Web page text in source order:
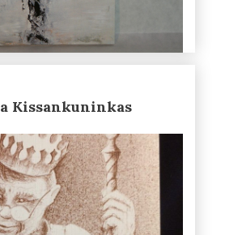
Kissankuninkas